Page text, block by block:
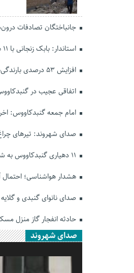
جانباختگان تصادفات درون‌شهری
استاندار: بابک زنجانی با ۱۱ هلدینگ اقتصادی پیگیر سرمایه‌گذاری در گلستان است
افزایش ۵۳ درصدی بارندگی‌ها در گلستان
اتفاقی عجیب در‌
امام جمعه گنبدکاووس:
صدای شهروند: تیرهای
هشدار هواشناسی؛ احتمال
صدای نانوای گنبدی و
حادثه انفجار گاز منزل
صدای شهروند